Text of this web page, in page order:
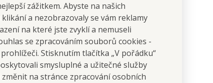
zážitkem. Abyste na našich
a nezobrazovaly se vám reklamy
na které jste zvyklí a nemuseli
se zpracováním souborů cookies -
Stisknutím tlačítka „V pořádku“
smysluplné a užitečné služby
na stránce zpracování osobních